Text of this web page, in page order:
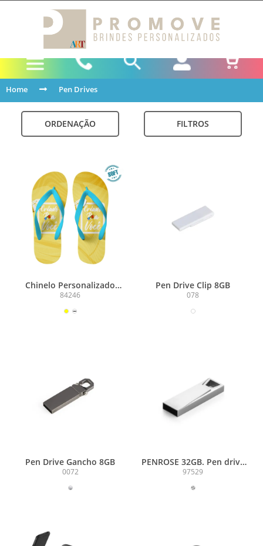
Home Pen Drives
ORDENAÇÃO FILTROS
Chinelo Personalizado
SOFT (50% Borracha)
84246
Pen Drive Clip 8GB
078
Pen Drive Gancho 8GB
0072
PENROSE 32GB. Pen drive
com memória COB em
97529